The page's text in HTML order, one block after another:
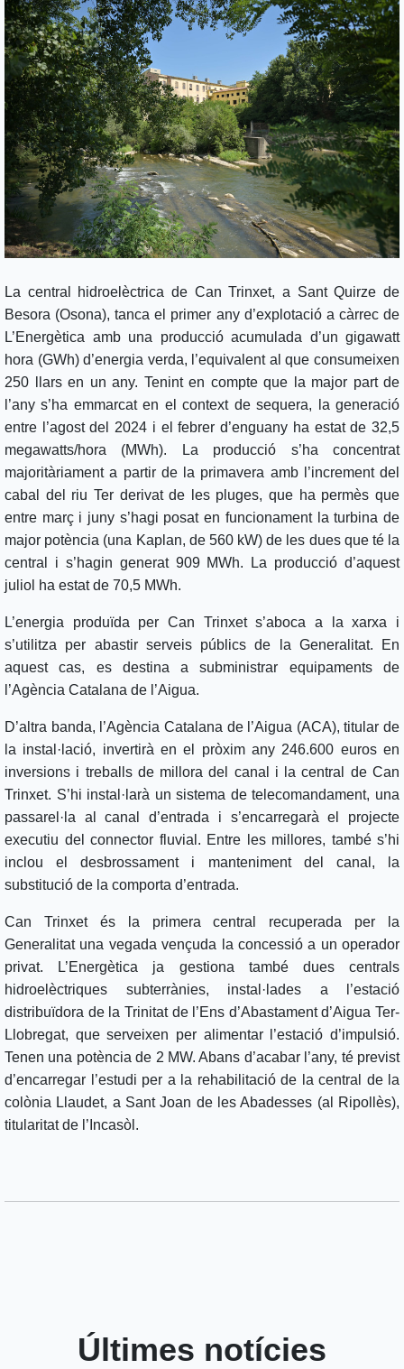
La central hidroelèctrica de Can Trinxet, a Sant Quirze de
Besora (Osona), tanca el primer any d’explotació a càrrec de
L’Energètica amb una producció acumulada d’un gigawatt
hora (GWh) d’energia verda, l’equivalent al que consumeixen
250 llars en un any. Tenint en compte que la major part de
l’any s’ha emmarcat en el context de sequera, la generació
entre l’agost del 2024 i el febrer d’enguany ha estat de 32,5
megawatts/hora (MWh). La producció s’ha concentrat
majoritàriament a partir de la primavera amb l’increment del
cabal del riu Ter derivat de les pluges, que ha permès que
entre març i juny s’hagi posat en funcionament la turbina de
major potència (una Kaplan, de 560 kW) de les dues que té la
central i s’hagin generat 909 MWh. La producció d’aquest
juliol ha estat de 70,5 MWh.
L’energia produïda per Can Trinxet s’aboca a la xarxa i
s’utilitza per abastir serveis públics de la Generalitat. En
aquest cas, es destina a subministrar equipaments de
l’Agència Catalana de l’Aigua.
D’altra banda, l’Agència Catalana de l’Aigua (ACA), titular de
la instal·lació, invertirà en el pròxim any 246.600 euros en
inversions i treballs de millora del canal i la central de Can
Trinxet. S’hi instal·larà un sistema de telecomandament, una
passarel·la al canal d’entrada i s’encarregarà el projecte
executiu del connector fluvial. Entre les millores, també s’hi
inclou el desbrossament i manteniment del canal, la
substitució de la comporta d’entrada.
Can Trinxet és la primera central recuperada per la
Generalitat una vegada vençuda la concessió a un operador
privat. L’Energètica ja gestiona també dues centrals
hidroelèctriques subterrànies, instal·lades a l’estació
distribuïdora de la Trinitat de l’Ens d’Abastament d’Aigua Ter-
Llobregat, que serveixen per alimentar l’estació d’impulsió.
Tenen una potència de 2 MW. Abans d’acabar l’any, té previst
d’encarregar l’estudi per a la rehabilitació de la central de la
colònia Llaudet, a Sant Joan de les Abadesses (al Ripollès),
titularitat de l’Incasòl.
Últimes notícies